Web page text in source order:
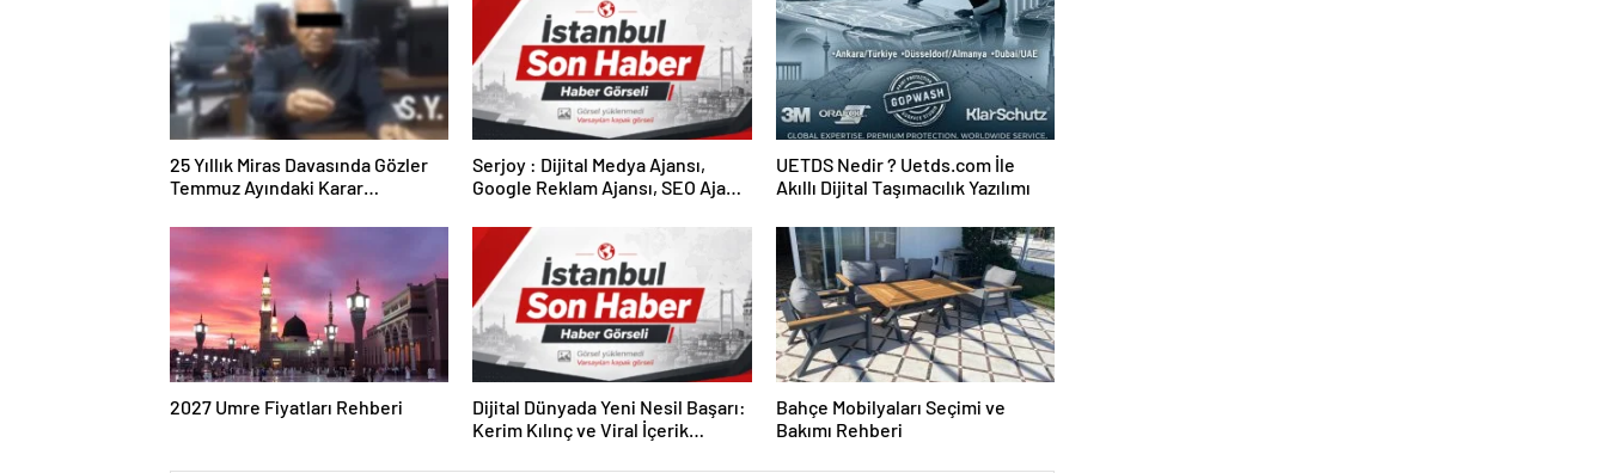
25 Yıllık Miras Davasında Gözler
Temmuz Ayındaki Karar
Serjoy : Dijital Medya Ajansı,
Google Reklam Ajansı, SEO Ajansı
UETDS Nedir ? Uetds.com İle
Akıllı Dijital Taşımacılık Yazılımı
2027 Umre Fiyatları Rehberi
Dijital Dünyada Yeni Nesil Başarı:
Kerim Kılınç ve Viral İçerik
Bahçe Mobilyaları Seçimi ve
Bakımı Rehberi